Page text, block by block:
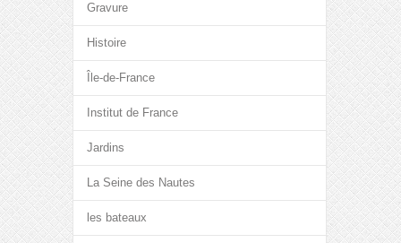
Gravure
Histoire
Île-de-France
Institut de France
Jardins
La Seine des Nautes
les bateaux